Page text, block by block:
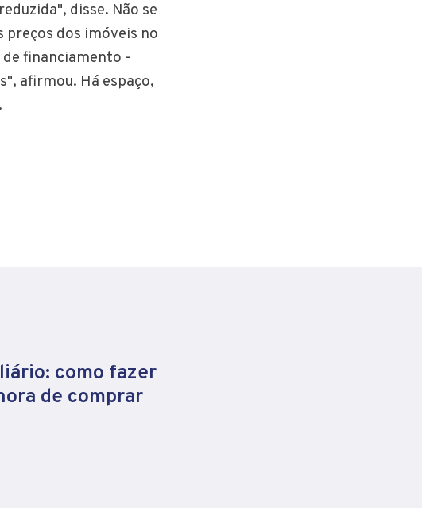
disse. Não se
preços dos imóveis no
financiamento -
afirmou. Há espaço,
como fazer
de comprar